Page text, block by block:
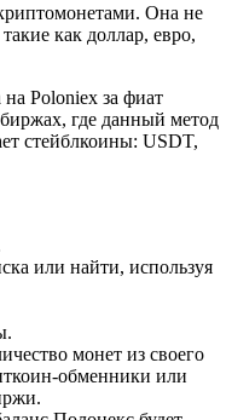
Она не
как доллар, евро,
Poloniex за фиат
где данный метод
стейблкоины: USDT,
или найти, используя
монет из своего
обменники или